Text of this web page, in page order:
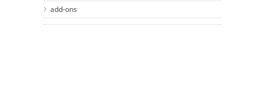
add-ons